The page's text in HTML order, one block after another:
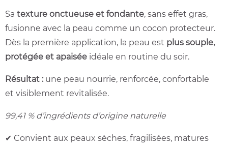
Sa texture onctueuse et fondante, sans effet gras,
fusionne avec la peau comme un cocon protecteur.
Dès la première application, la peau est plus souple,
protégée et apaisée idéale en routine du soir.
Résultat : une peau nourrie, renforcée, confortable
et visiblement revitalisée.
99,41 % d’ingrédients d’origine naturelle
✔ Convient aux peaux sèches, fragilisées, matures